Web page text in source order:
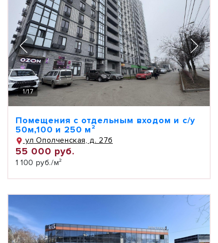
1/17
Помещения с отдельным входом и с/у
50м,100 и 250 м²
ул Ополченская, д. 27б
55 000 руб.
1 100 руб./м²